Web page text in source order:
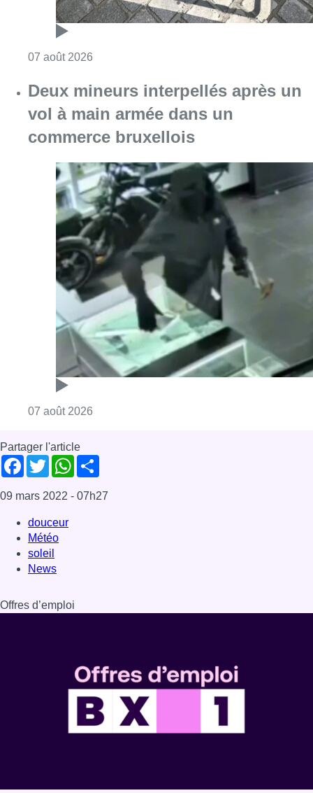
07 août 2026
Deux mineurs interpellés après un
vol à main armée dans un
commerce bruxellois
07 août 2026
Partager l'article
Facebook
TwitterWhatsApp
09 mars 2022 - 07h27
douceur
Météo
soleil
News
Offres d’emploi